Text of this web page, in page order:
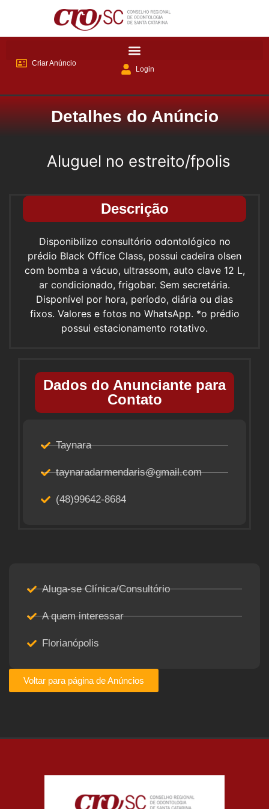
Criar Anúncio
Login
Detalhes do Anúncio
Aluguel no estreito/fpolis
Descrição
Disponibilizo consultório odontológico no
prédio Black Office Class, possui cadeira olsen
com bomba a vácuo, ultrassom, auto clave 12 L,
ar condicionado, frigobar. Sem secretária.
Disponível por hora, período, diária ou dias
fixos. Valores e fotos no WhatsApp. *o prédio
possui estacionamento rotativo.
Dados do Anunciante para
Contato
Taynara
taynaradarmendaris@gmail.com
(48)99642-8684
Aluga-se Clínica/Consultório
A quem interessar
Florianópolis
Voltar para página de Anúncios